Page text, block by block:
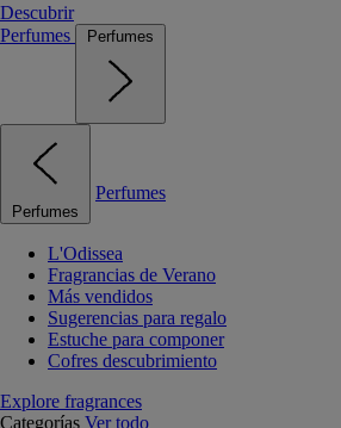
Descubrir
Perfumes
Perfumes
Perfumes
Perfumes
L'Odissea
Fragrancias de Verano
Más vendidos
Sugerencias para regalo
Estuche para componer
Cofres descubrimiento
Explore fragrances
Categorías Ver todo